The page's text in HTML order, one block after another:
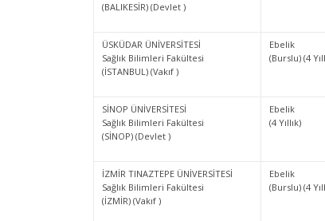
(BALIKESİR) (Devlet )
ÜSKÜDAR ÜNİVERSİTESİ
Sağlık Bilimleri Fakültesi
(İSTANBUL) (Vakıf )
Ebelik
(Burslu) (4
SİNOP ÜNİVERSİTESİ
Sağlık Bilimleri Fakültesi
(SİNOP) (Devlet )
Ebelik
(4 Yıllık)
İZMİR TINAZTEPE ÜNİVERSİTESİ
Sağlık Bilimleri Fakültesi
(İZMİR) (Vakıf )
Ebelik
(Burslu) (4